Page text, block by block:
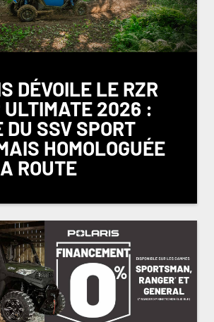
DÉVOILE LE RZR
ULTIMATE 2026 :
DU SSV SPORT
HOMOLOGUÉE
ROUTE